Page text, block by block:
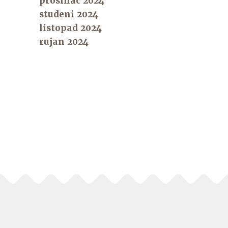
studeni 2024
listopad 2024
rujan 2024